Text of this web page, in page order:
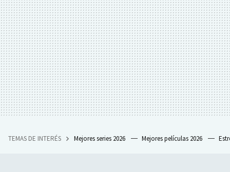
TEMAS DE INTERÉS Mejores series 2026 Mejores películas 2026